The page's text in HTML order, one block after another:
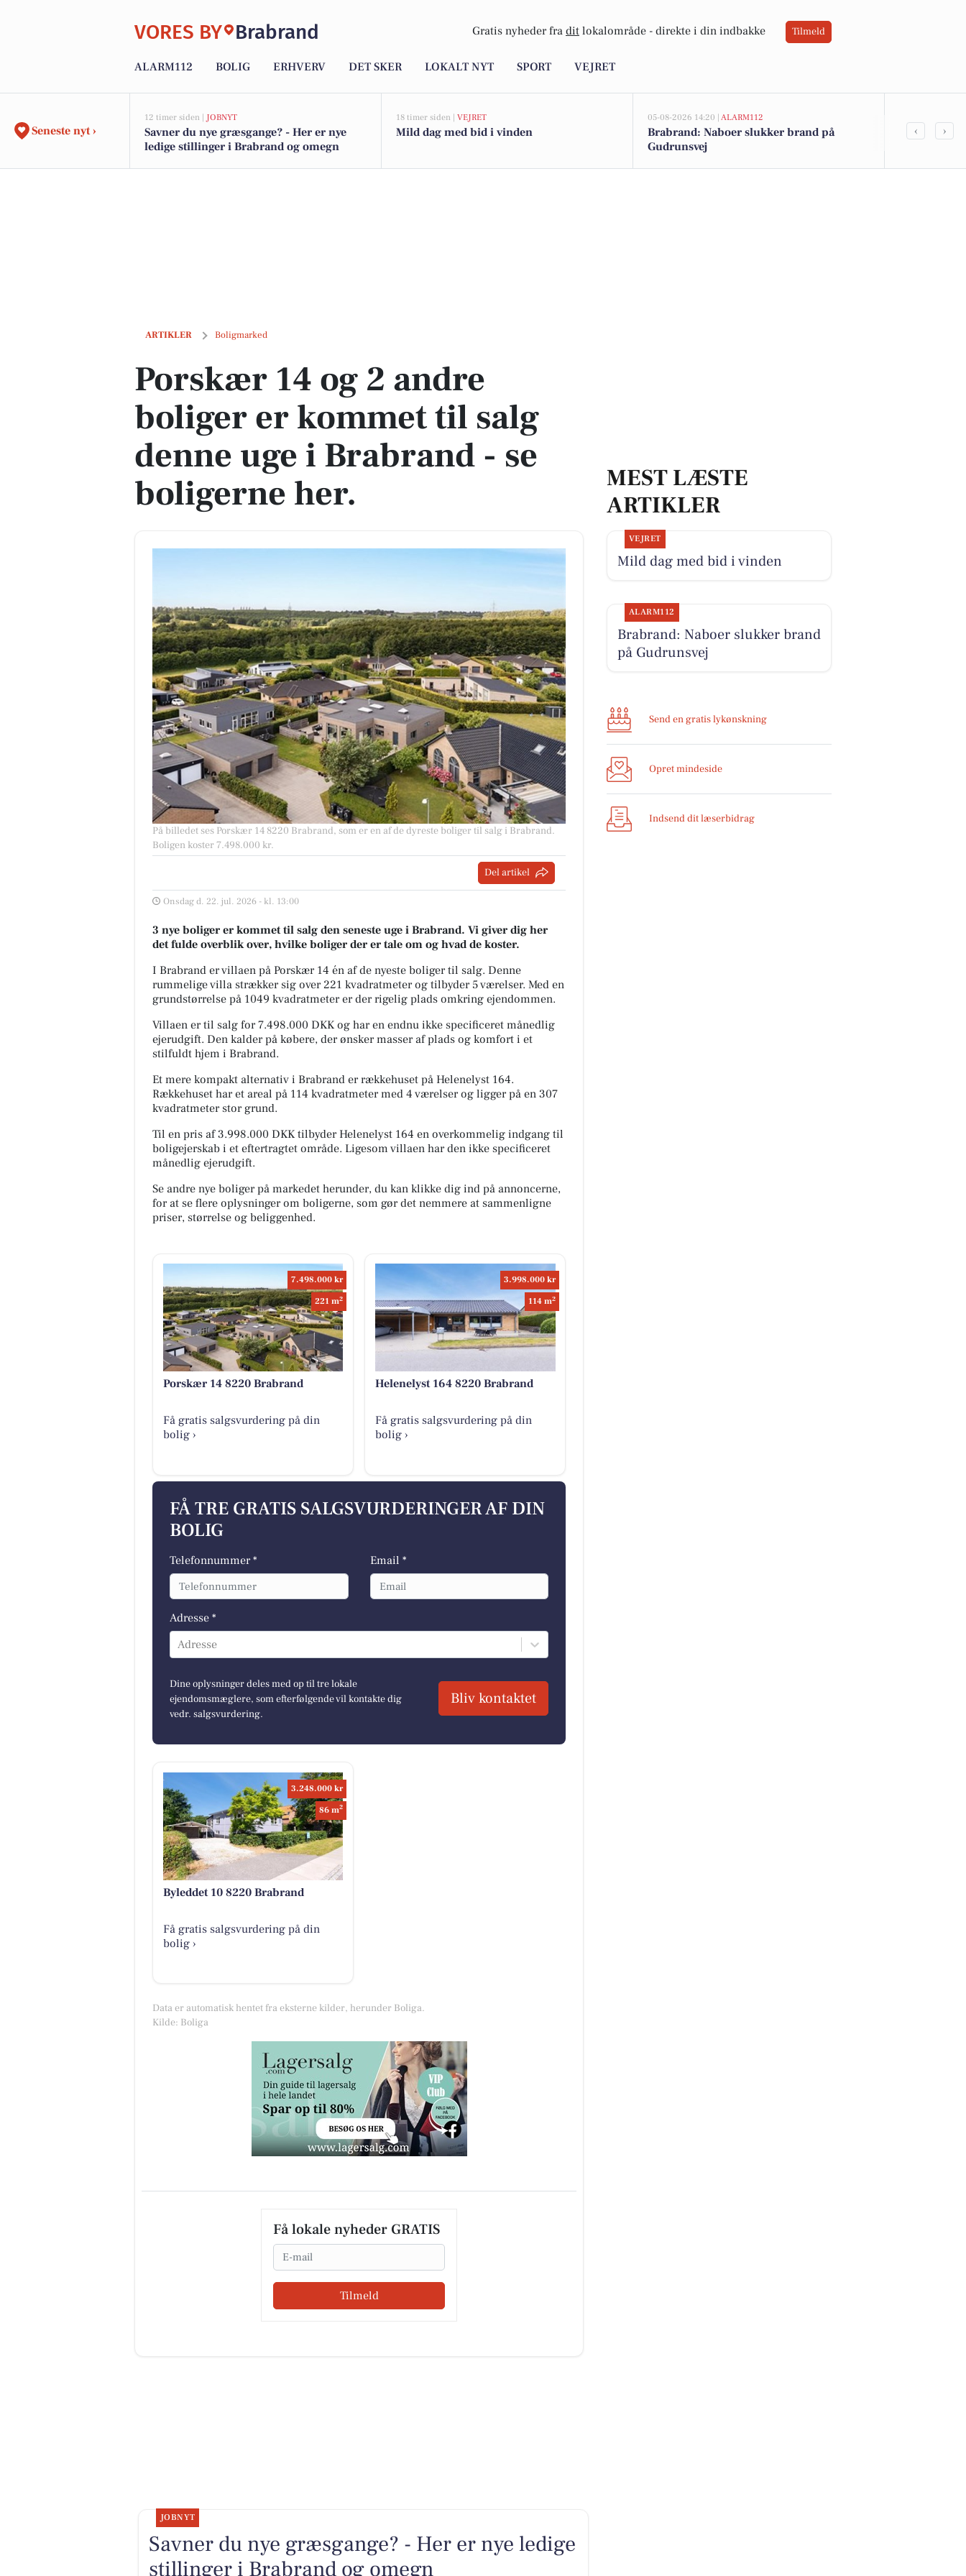
VORES BY Brabrand Gratis nyheder fra dit lokalområde - direkte i din indbakke Tilmeld
ALARM112 BOLIG ERHVERV DET SKER LOKALT NYT SPORT VEJRET
Seneste nyt ›
12 timer siden | JOBNYT
Savner du nye græsgange? - Her er nye
ledige stillinger i Brabrand og omegn
18 timer siden | VEJRET
Mild dag med bid i vinden
05-08-2026 14:20 | ALARM112
Brabrand: Naboer slukker brand på
Gudrunsvej
22-årig fra
‹ ›
ARTIKLER Boligmarked
Porskær 14 og 2 andre boliger er kommet til salg denne uge i Brabrand - se boligerne her.
Porskær 14 og 2 andre
boliger er kommet til salg
denne uge i Brabrand - se
boligerne her.
På billedet ses Porskær 14 8220 Brabrand, som er en af de dyreste boliger til salg i Brabrand.
Boligen koster 7.498.000 kr.
Del artikel
Onsdag d. 22. jul. 2026 - kl. 13:00
3 nye boliger er kommet til salg den seneste uge i Brabrand. Vi giver dig her
det fulde overblik over, hvilke boliger der er tale om og hvad de koster.
I Brabrand er villaen på Porskær 14 én af de nyeste boliger til salg. Denne
rummelige villa strækker sig over 221 kvadratmeter og tilbyder 5 værelser. Med en
grundstørrelse på 1049 kvadratmeter er der rigelig plads omkring ejendommen.
Villaen er til salg for 7.498.000 DKK og har en endnu ikke specificeret månedlig
ejerudgift. Den kalder på købere, der ønsker masser af plads og komfort i et
stilfuldt hjem i Brabrand.
Et mere kompakt alternativ i Brabrand er rækkehuset på Helenelyst 164.
Rækkehuset har et areal på 114 kvadratmeter med 4 værelser og ligger på en 307
kvadratmeter stor grund.
Til en pris af 3.998.000 DKK tilbyder Helenelyst 164 en overkommelig indgang til
boligejerskab i et eftertragtet område. Ligesom villaen har den ikke specificeret
månedlig ejerudgift.
Se andre nye boliger på markedet herunder, du kan klikke dig ind på annoncerne,
for at se flere oplysninger om boligerne, som gør det nemmere at sammenligne
priser, størrelse og beliggenhed.
7.498.000 kr
221 m2
Porskær 14 8220 Brabrand
Få gratis salgsvurdering på din
bolig ›
3.998.000 kr
114 m2
Helenelyst 164 8220 Brabrand
Få gratis salgsvurdering på din
bolig ›
FÅ TRE GRATIS SALGSVURDERINGER AF DIN
BOLIG
Telefonnummer * Email *
Adresse *
Adresse
Dine oplysninger deles med op til tre lokale
ejendomsmæglere, som efterfølgende vil kontakte dig
vedr. salgsvurdering.
Bliv kontaktet
3.248.000 kr
86 m2
Byleddet 10 8220 Brabrand
Få gratis salgsvurdering på din
bolig ›
Data er automatisk hentet fra eksterne kilder, herunder Boliga.
Kilde: Boliga
Få lokale nyheder GRATIS
Email
Tilmeld
MEST LÆSTE
ARTIKLER
VEJRET
Mild dag med bid i vinden
ALARM112
Brabrand: Naboer slukker brand
på Gudrunsvej
Send en gratis lykønskning
Opret mindeside
Indsend dit læserbidrag
JOBNYT
Savner du nye græsgange? - Her er nye ledige
stillinger i Brabrand og omegn